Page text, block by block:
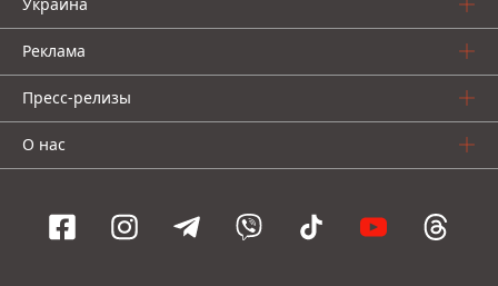
Реклама
Пресс-релизы
О нас